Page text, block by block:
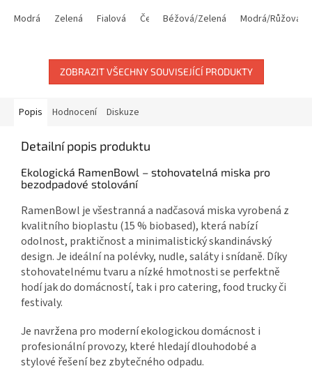
tašky nebo...
Modrá Zelená Fialová Černá Růžová Žlutá Oranžová
pro...
Béžová/Zelená Modrá/Růžová
ZOBRAZIT VŠECHNY SOUVISEJÍCÍ PRODUKTY
Popis Hodnocení Diskuze
Detailní popis produktu
Ekologická RamenBowl – stohovatelná miska pro
bezodpadové stolování
RamenBowl je všestranná a nadčasová miska vyrobená z
kvalitního bioplastu (15 % biobased), která nabízí
odolnost, praktičnost a minimalistický skandinávský
design. Je ideální na polévky, nudle, saláty i snídaně. Díky
stohovatelnému tvaru a nízké hmotnosti se perfektně
hodí jak do domácností, tak i pro catering, food trucky či
festivaly.
Je navržena pro moderní ekologickou domácnost i
profesionální provozy, které hledají dlouhodobé a
stylové řešení bez zbytečného odpadu.